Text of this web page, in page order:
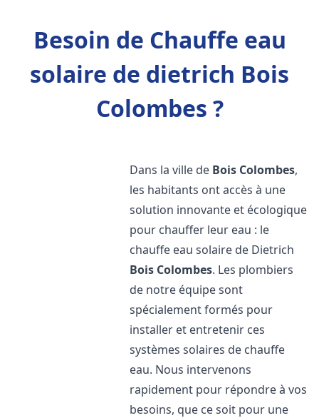
Besoin de Chauffe eau
solaire de dietrich Bois
Colombes ?
Dans la ville de Bois Colombes,
les habitants ont accès à une
solution innovante et écologique
pour chauffer leur eau : le
chauffe eau solaire de Dietrich
Bois Colombes. Les plombiers
de notre équipe sont
spécialement formés pour
installer et entretenir ces
systèmes solaires de chauffe
eau. Nous intervenons
rapidement pour répondre à vos
besoins, que ce soit pour une